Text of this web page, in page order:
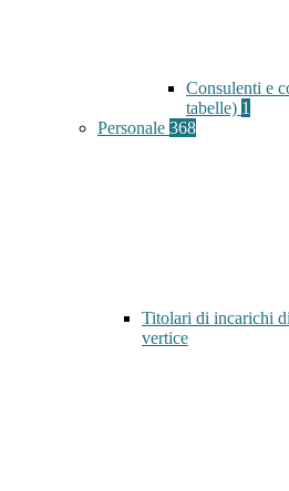
Consulenti e
tabelle) 1
Personale 368
Titolari di incarichi
vertice